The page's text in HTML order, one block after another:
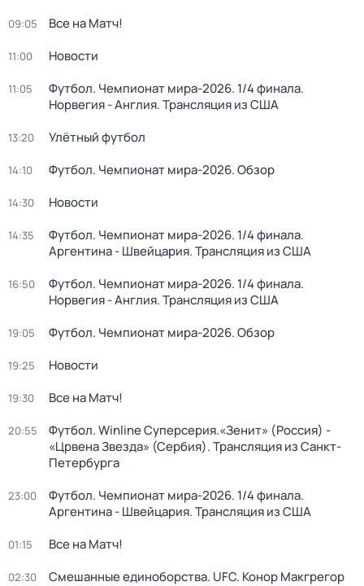
09:05 Все на Матч!
11:00 Новости
11:05
Футбол. Чемпионат мира-2026. 1/4 финала.
Норвегия - Англия. Трансляция из США
13:20 Улётный футбол
14:10 Футбол. Чемпионат мира-2026. Обзор
14:30 Новости
14:35
Футбол. Чемпионат мира-2026. 1/4 финала.
Аргентина - Швейцария. Трансляция из США
16:50
Футбол. Чемпионат мира-2026. 1/4 финала.
Норвегия - Англия. Трансляция из США
19:05 Футбол. Чемпионат мира-2026. Обзор
19:25 Новости
19:30 Все на Матч!
20:55
Футбол. Winline Суперсерия.«Зенит» (Россия) -
«Црвена Звезда» (Сербия). Трансляция из Санкт-
Петербурга
23:00
Футбол. Чемпионат мира-2026. 1/4 финала.
Аргентина - Швейцария. Трансляция из США
01:15 Все на Матч!
02:30
Смешанные единоборства. UFC. Конор Макгрегор